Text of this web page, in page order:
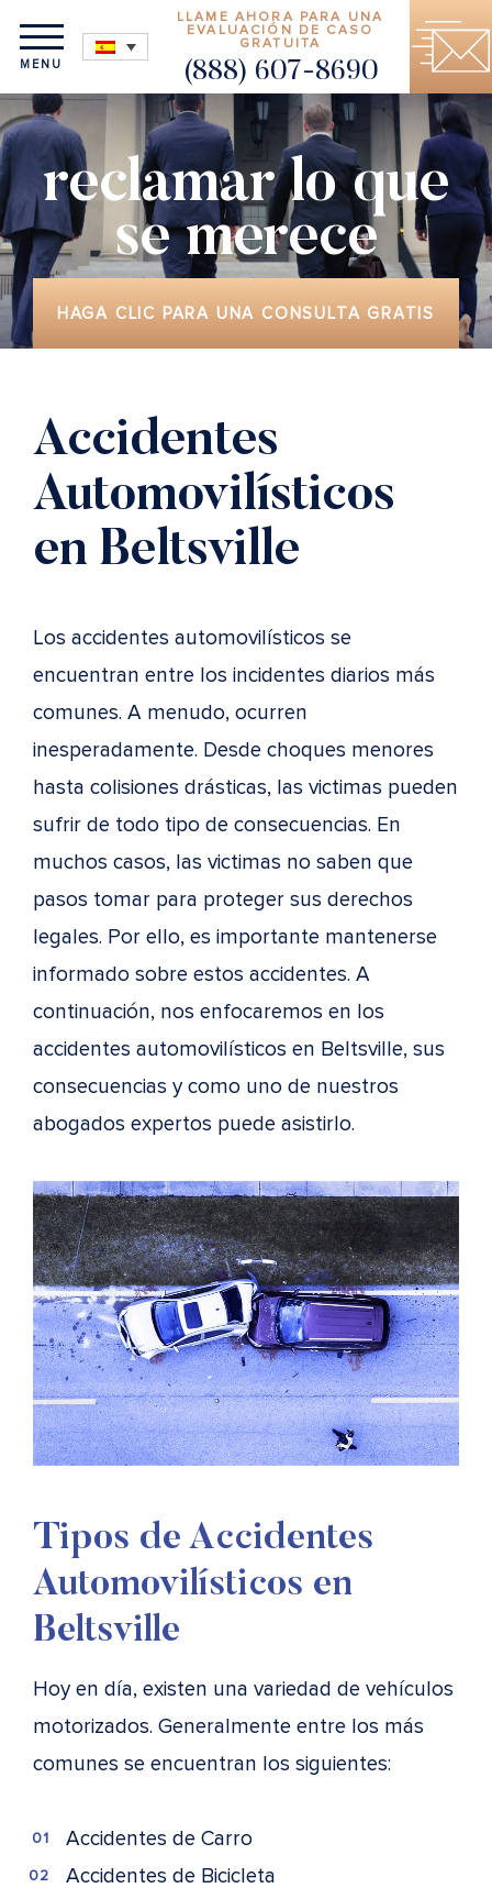
MENU
LLAME AHORA PARA UNA
EVALUACIÓN DE CASO
GRATUITA
(888) 607-8690
reclamar lo que
se merece
HAGA CLIC PARA UNA CONSULTA GRATIS
Accidentes
Automovilísticos
en Beltsville
Los accidentes automovilísticos se
encuentran entre los incidentes diarios más
comunes. A menudo, ocurren
inesperadamente. Desde choques menores
hasta colisiones drásticas, las victimas pueden
sufrir de todo tipo de consecuencias. En
muchos casos, las victimas no saben que
pasos tomar para proteger sus derechos
legales. Por ello, es importante mantenerse
informado sobre estos accidentes. A
continuación, nos enfocaremos en los
accidentes automovilísticos en Beltsville, sus
consecuencias y como uno de nuestros
abogados expertos puede asistirlo.
Tipos de Accidentes
Automovilísticos en
Beltsville
Hoy en día, existen una variedad de vehículos
motorizados. Generalmente entre los más
comunes se encuentran los siguientes:
Accidentes de Carro
Accidentes de Bicicleta